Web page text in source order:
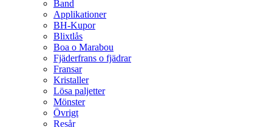
Band
Applikationer
BH-Kupor
Blixtlås
Boa o Marabou
Fjäderfrans o fjädrar
Fransar
Kristaller
Lösa paljetter
Mönster
Övrigt
Resår